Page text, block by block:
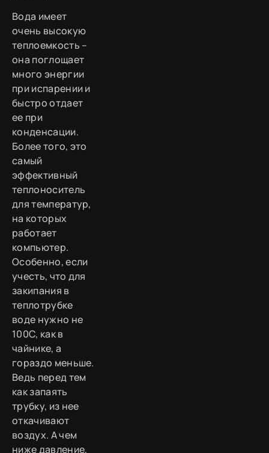
Вода имеет
очень высокую
теплоемкость –
она поглощает
много энергии
при испарении и
быстро отдает
ее при
конденсации.
Более того, это
самый
эффективный
теплоноситель
для температур,
на которых
работает
компьютер.
Особенно, если
учесть, что для
закипания в
теплотрубке
воде нужно не
100С, как в
чайнике, а
гораздо меньше.
Ведь перед тем
как запаять
трубку, из нее
откачивают
воздух. А чем
ниже давление,